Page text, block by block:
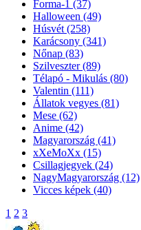
Forma-1 (37)
Halloween (49)
Húsvét (258)
Karácsony (341)
Nőnap (83)
Szilveszter(89)
Télapó - Mikulás (80)
Valentin (111)
Állatok vegyes (81)
Mese (62)
Anime (42)
Magyarország (41)
xXeMoXx (15)
Csillagjegyek (24)
NagyMagyarország (12)
Vicces képek (40)
1 2 3